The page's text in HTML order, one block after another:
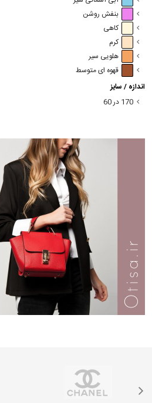
بنفش روشن
کاهی
کرم
هلویی سیر
قهوه ای متوسط
اندازه / سایز
170 در 60